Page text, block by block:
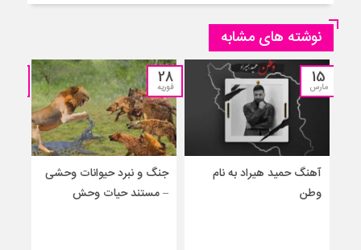
نوشته های مشابه
15
مارس
آهنگ حمید هیراد به نام
وطن
28
فوریه
جنگ و نبرد حیوانات وحشی
– مستند حیات وحش